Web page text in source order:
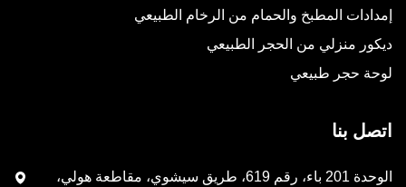
إمدادات المطبخ والحمام من الرخام الطبيعي
ديكور منزلي من الحجر الطبيعي
لوحة حجر طبيعي
اتصل بنا
الوحدة 201 باء، رقم 619، طريق سيشوي، مقاطعة هولي،